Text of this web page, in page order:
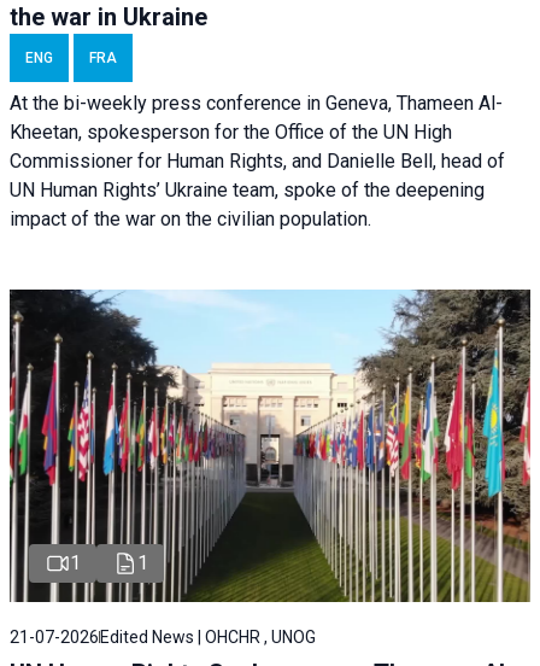
the war in Ukraine
ENG FRA
At the bi-weekly press conference in Geneva, Thameen Al-
Kheetan, spokesperson for the Office of the UN High
Commissioner for Human Rights, and Danielle Bell, head of
UN Human Rights’ Ukraine team, spoke of the deepening
impact of the war on the civilian population.
1 1
21-07-2026 Edited News | OHCHR , UNOG